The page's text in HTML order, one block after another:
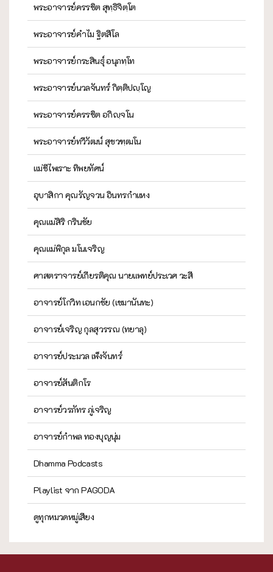
พระอาจารย์ครรชิต สุทฺธิจิตฺโต
พระอาจารย์คำไม ฐิตสีโล
พระอาจารย์กระสินธุ์ อนุภทฺโท
พระอาจารย์นวลจันทร์ กิตฺติปญฺโญ
พระอาจารย์ครรชิต อกิญฺจโน
พระอาจารย์ทวีวัฒน์ สุขวฑฺฒโน
แม่ชีไพเราะ ทิพยทัศน์
อุบาสิกา คุณรัญจวน อินทรกำแหง
คุณแม่สิริ กรินชัย
คุณแม่พิกุล มโนเจริญ
ศาสตราจารย์เกียรติคุณ นายแพทย์ประเวศ วะสี
อาจารย์โกวิท เอนกชัย (เขมานันทะ)
อาจารย์เจริญ กุลสุวรรณ (ทยาลุ)
อาจารย์ประมวล เพ็งจันทร์
อาจารย์สันติกโร
อาจารย์วรภัทร ภู่เจริญ
อาจารย์กำพล ทองบุญนุ่ม
Dhamma Podcasts
Playlist จาก PAGODA
ดูทุกหมวดหมู่เสียง